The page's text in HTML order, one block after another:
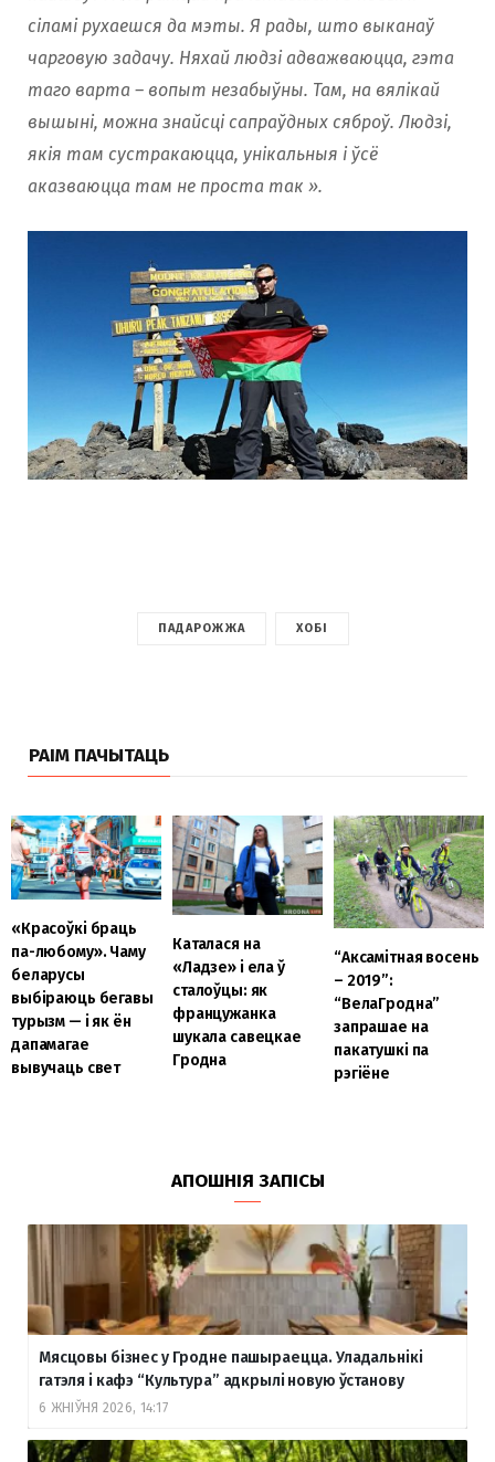
сіламі рухаешся да мэты. Я рады, што выканаў
чарговую задачу. Няхай людзі адважваюцца, гэта
таго варта – вопыт незабыўны. Там, на вялікай
вышыні, можна знайсці сапраўдных сяброў. Людзі,
якія там сустракаюцца, унікальныя і ўсё
аказваюцца там не проста так ».
ПАДАРОЖЖА ХОБІ
РАІМ ПАЧЫТАЦЬ
«Красоўкі браць
па-любому». Чаму
беларусы
выбіраюць бегавы
турызм — і як ён
дапамагае
вывучаць свет
Каталася на
«Ладзе» і ела ў
сталоўцы: як
францужанка
шукала савецкае
Гродна
“Аксамітная восень
– 2019”:
“ВелаГродна”
запрашае на
пакатушкі па
рэгіёне
АПОШНІЯ ЗАПІСЫ
Мясцовы бізнес у Гродне пашыраецца. Уладальнікі
гатэля і кафэ “Культура” адкрылі новую ўстанову
6 ЖНІЎНЯ 2026, 14:17